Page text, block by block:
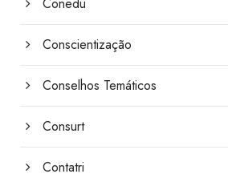
Conedu
Conscientização
Conselhos Temáticos
Consurt
Contatri